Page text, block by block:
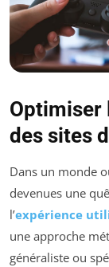
Optimiser
des sites
Dans un monde
devenues une
l’expérience
une approche
généraliste ou